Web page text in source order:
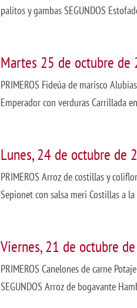
palitos y gambas SEGUNDOS
Martes 25 de octubre de
PRIMEROS Fideúa de marisco
Emperador con verduras Carrillada
Lunes, 24 de octubre de
PRIMEROS Arroz de costillas y
Sepionet con salsa meri Costillas a
Viernes, 21 de octubre
PRIMEROS Canelones de carne
SEGUNDOS Arroz de bogavante